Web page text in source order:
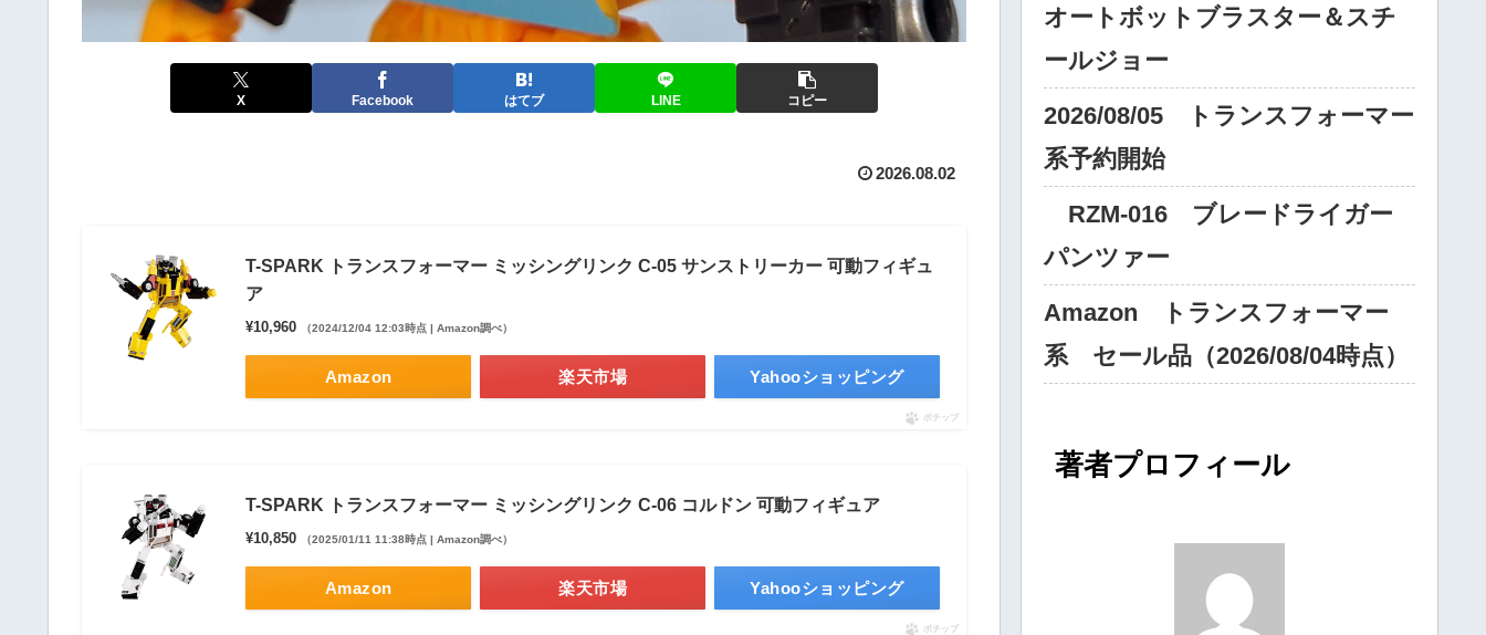
X Facebook はてブ LINE コピー
2026.08.02
T-SPARK トランスフォーマー ミッシングリンク C-05 サンストリーカー 可動フィギュ
ア
¥10,960 （2024/12/04 12:03時点 | Amazon調べ）
Amazon 楽天市場 Yahooショッピング
ポチップ
T-SPARK トランスフォーマー ミッシングリンク C-06 コルドン 可動フィギュア
¥10,850 （2025/01/11 11:38時点 | Amazon調べ）
Amazon 楽天市場 Yahooショッピング
ポチップ
オートボットブラスター＆スチ
ールジョー
2026/08/05 トランスフォーマー
系予約開始
RZM‐016 ブレードライガー
パンツァー
Amazon トランスフォーマー
系 セール品（2026/08/04時点）
著者プロフィール